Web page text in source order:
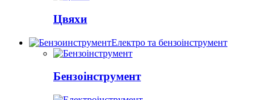
Цвяхи
Електро та бензоінструмент
Бензоінструмент